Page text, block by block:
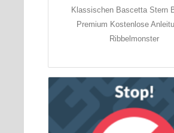
Klassischen Bascetta Stern
Premium Kostenlose
Ribbelmonster